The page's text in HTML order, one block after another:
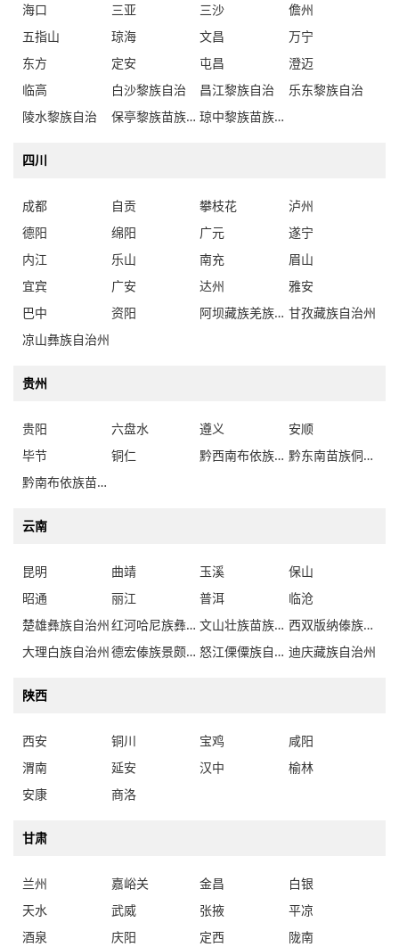
海口 三亚 三沙
儋州
五指山
琼海 文昌
万宁
东方
定安 屯昌
澄迈
临高
白沙黎族自治 昌江黎族自治
乐东黎族自治
陵水黎族自治
保亭黎族苗族自治 琼中黎族苗族自治
四川
成都 自贡 攀枝花
泸州
德阳
绵阳 广元
遂宁
内江
乐山 南充
眉山
宜宾
广安 达州
雅安
巴中
资阳 阿坝藏族羌族自治州 甘孜藏族自治州
凉山彝族自治州
贵州
贵阳 六盘水 遵义
安顺
毕节
铜仁 黔西南布依族苗族自治州
黔东南苗族侗族自治州
黔南布依族苗族自治州
云南
昆明 曲靖 玉溪
保山
昭通
丽江 普洱
临沧
楚雄彝族自治州
红河哈尼族彝族自治州 文山壮族苗族自治州
西双版纳傣族自治州
大理白族自治州
德宏傣族景颇族自治州 怒江傈僳族自治州 迪庆藏族自治州
陕西
西安 铜川 宝鸡
咸阳
渭南
延安 汉中
榆林
安康
商洛
甘肃
兰州 嘉峪关 金昌
白银
天水
武威 张掖
平凉
酒泉
庆阳 定西
陇南